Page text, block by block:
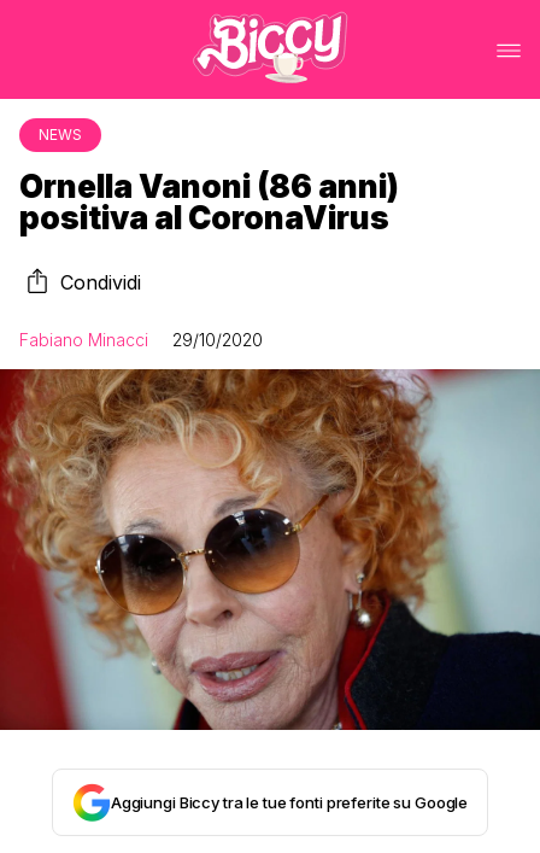
NEWS
Ornella Vanoni (86 anni)
positiva al CoronaVirus
Condividi
Fabiano Minacci 29/10/2020
Aggiungi Biccy tra le tue fonti preferite su Google